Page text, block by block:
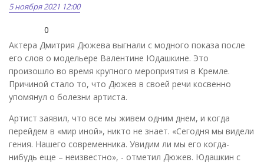
5 ноября 2021 12:00
0
Актера Дмитрия Дюжева выгнали с модного показа после
его слов о модельере Валентине Юдашкине. Это
произошло во время крупного мероприятия в Кремле.
Причиной стало то, что Дюжев в своей речи косвенно
упомянул о болезни артиста.
Артист заявил, что все мы живем одним днем, и когда
перейдем в «мир иной», никто не знает. «Сегодня мы видели
гения. Нашего современника. Увидим ли мы его когда-
нибудь еще – неизвестно», - отметил Дюжев. Юдашкин с